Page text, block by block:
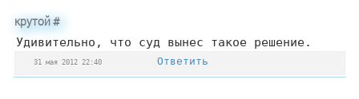
крутой#
Удивительно, что суд вынес такое решение.
31 мая 2012 22:40 Ответить